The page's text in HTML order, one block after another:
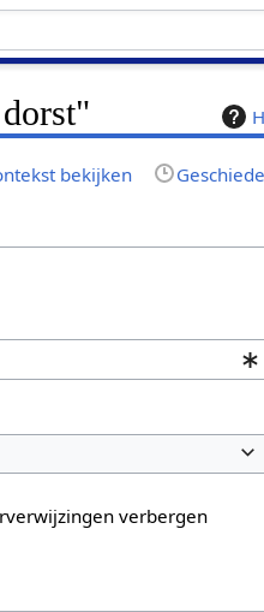
bekijken
verbergen